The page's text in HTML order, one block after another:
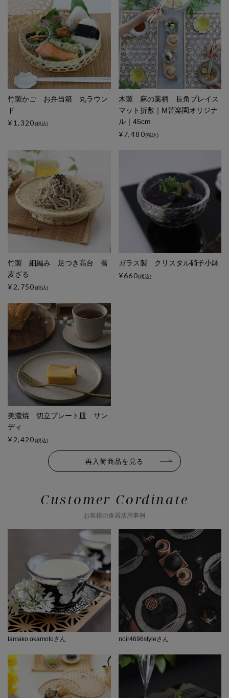
竹製かご お弁当箱 丸ラウン
ド
¥1,320(税込)
木製 麻の葉柄 長角プレイス
マット折敷｜M苦楽園オリジナ
ル｜45cm
¥7,480(税込)
竹製 細編み 足つき高台 蕎
麦ざる
¥2,750(税込)
ガラス製 クリスタル硝子小鉢
¥660(税込)
美濃焼 切立プレート皿 サン
ディ
¥2,420(税込)
再入荷商品を見る
Customer Cordinate
お客様の食器活用事例
tamako.okamotoさん noir4696styleさん